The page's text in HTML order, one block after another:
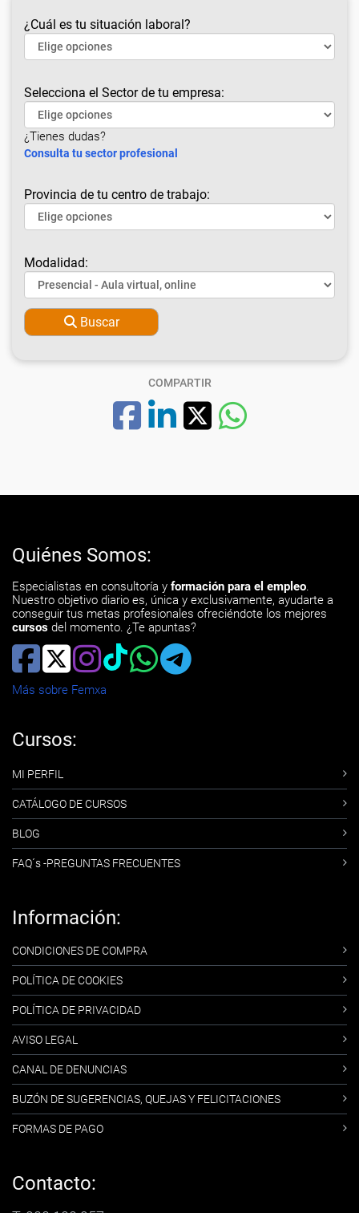
¿Cuál es tu situación laboral?
Selecciona el Sector de tu empresa:
¿Tienes dudas?
Consulta tu sector profesional
Provincia de tu centro de trabajo:
Modalidad:
Buscar
COMPARTIR
Quiénes Somos:
Especialistas en consultoría y formación para el empleo.
Nuestro objetivo diario es, única y exclusivamente, ayudarte a
conseguir tus metas profesionales ofreciéndote los mejores
cursos del momento. ¿Te apuntas?
Más sobre Femxa
Cursos:
MI PERFIL
CATÁLOGO DE CURSOS
BLOG
FAQ´s -PREGUNTAS FRECUENTES
Información:
CONDICIONES DE COMPRA
POLÍTICA DE COOKIES
POLÍTICA DE PRIVACIDAD
AVISO LEGAL
CANAL DE DENUNCIAS
BUZÓN DE SUGERENCIAS, QUEJAS Y FELICITACIONES
FORMAS DE PAGO
Contacto: